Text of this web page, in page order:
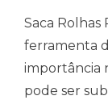
Saca Rolhas
ferramenta
importância
pode ser